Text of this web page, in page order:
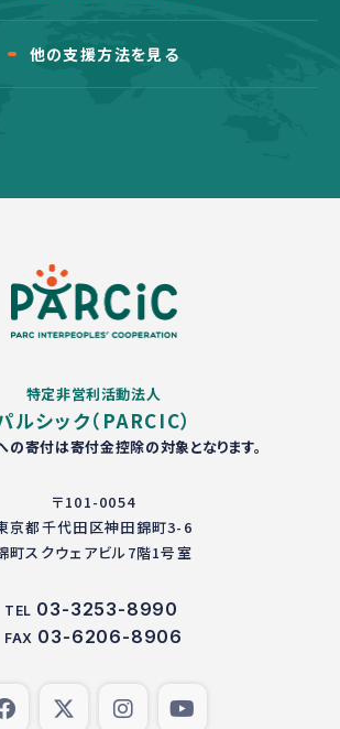
他の支援方法を見る
特定非営利活動法人
ルシック（PARCIC）
の寄付は寄付金控除の対象となります。
〒101-0054
京都千代田区神田錦町3-6
町スクウェアビル7階1号室
TEL 03-3253-8990
FAX 03-6206-8906